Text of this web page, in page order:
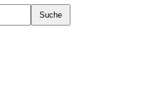
Suche